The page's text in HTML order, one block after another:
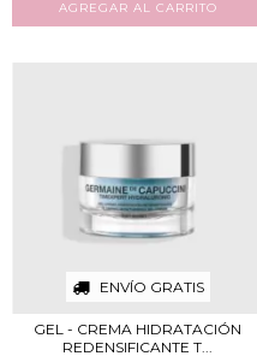
ENVÍO GRATIS
GEL - CREMA HIDRATACIÓN
REDENSIFICANTE T...